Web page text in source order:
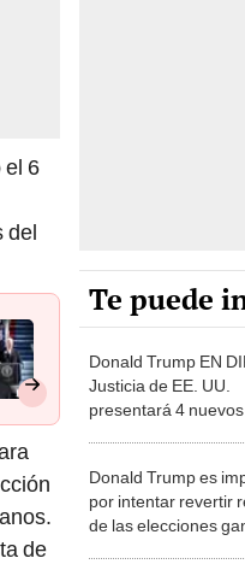
el 6
del
de
Te puede
Donald Trump EN
Justicia de EE. UU.
presentará 4
Donald Trump es
por intentar revertir
de las elecciones